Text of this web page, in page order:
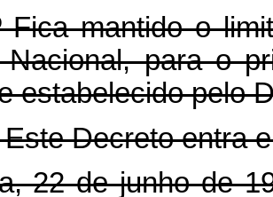
Fica mantido o
Nacional, para o
estabelecido pelo
Este Decreto entra
22 de junho de